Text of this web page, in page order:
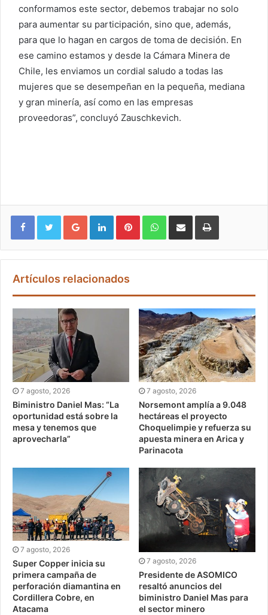
conformamos este sector, debemos trabajar no solo
para aumentar su participación, sino que, además,
para que lo hagan en cargos de toma de decisión. En
ese camino estamos y desde la Cámara Minera de
Chile, les enviamos un cordial saludo a todas las
mujeres que se desempeñan en la pequeña, mediana
y gran minería, así como en las empresas
proveedoras”, concluyó Zauschkevich.
Google+ LinkedIn Pinterest WhatsApp
Artículos relacionados
7 agosto, 2026
Biministro Daniel Mas: “La
oportunidad está sobre la
mesa y tenemos que
aprovecharla”
7 agosto, 2026
Norsemont amplía a 9.048
hectáreas el proyecto
Choquelimpie y refuerza su
apuesta minera en Arica y
Parinacota
7 agosto, 2026
Super Copper inicia su
primera campaña de
perforación diamantina en
Cordillera Cobre, en
Atacama
7 agosto, 2026
Presidente de ASOMICO
resaltó anuncios del
biministro Daniel Mas para
el sector minero